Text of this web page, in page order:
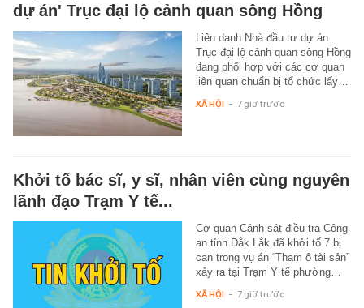
dự án' Trục đại lộ cảnh quan sông Hồng
Liên danh Nhà đầu tư dự án
Trục đại lộ cảnh quan sông Hồng
đang phối hợp với các cơ quan
liên quan chuẩn bị tổ chức lấy…
XÃ HỘI - 7 giờ trước
Khởi tố bác sĩ, y sĩ, nhân viên cùng nguyên
lãnh đạo Trạm Y tế...
Cơ quan Cảnh sát điều tra Công
an tỉnh Đắk Lắk đã khởi tố 7 bị
can trong vụ án “Tham ô tài sản”
xảy ra tại Trạm Y tế phường…
XÃ HỘI - 7 giờ trước